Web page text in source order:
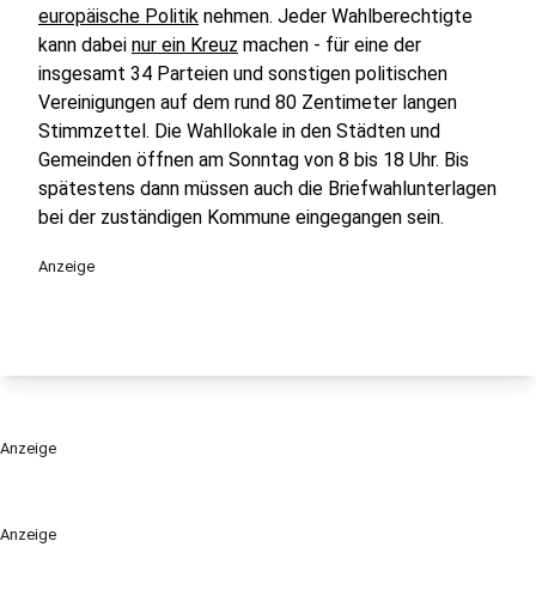
Anzeige
europäische Politik nehmen. Jeder Wahlberechtigte
kann dabei nur ein Kreuz machen - für eine der
insgesamt 34 Parteien und sonstigen politischen
Vereinigungen auf dem rund 80 Zentimeter langen
Stimmzettel. Die Wahllokale in den Städten und
Gemeinden öffnen am Sonntag von 8 bis 18 Uhr. Bis
spätestens dann müssen auch die Briefwahlunterlagen
bei der zuständigen Kommune eingegangen sein.
Anzeige
Anzeige